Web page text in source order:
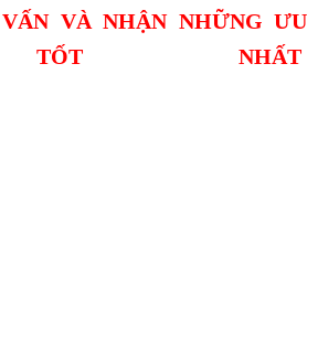
VÀ NHẬN NHỮNG ƯU
NHẤT